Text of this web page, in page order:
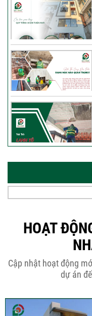
HOẠT
Cập nhật hoạt động
dự án